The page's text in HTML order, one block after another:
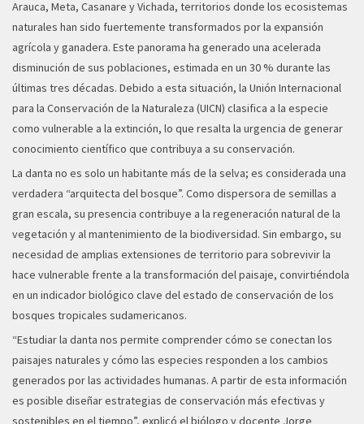
Arauca, Meta, Casanare y Vichada, territorios donde los ecosistemas
naturales han sido fuertemente transformados por la expansión
agrícola y ganadera. Este panorama ha generado una acelerada
disminución de sus poblaciones, estimada en un 30 % durante las
últimas tres décadas. Debido a esta situación, la Unión Internacional
para la Conservación de la Naturaleza (UICN) clasifica a la especie
como vulnerable a la extinción, lo que resalta la urgencia de generar
conocimiento científico que contribuya a su conservación.
La danta no es solo un habitante más de la selva; es considerada una
verdadera “arquitecta del bosque”. Como dispersora de semillas a
gran escala, su presencia contribuye a la regeneración natural de la
vegetación y al mantenimiento de la biodiversidad. Sin embargo, su
necesidad de amplias extensiones de territorio para sobrevivir la
hace vulnerable frente a la transformación del paisaje, convirtiéndola
en un indicador biológico clave del estado de conservación de los
bosques tropicales sudamericanos.
“Estudiar la danta nos permite comprender cómo se conectan los
paisajes naturales y cómo las especies responden a los cambios
generados por las actividades humanas. A partir de esta información
es posible diseñar estrategias de conservación más efectivas y
sostenibles en el tiempo”, explicó el biólogo y docente Jorge